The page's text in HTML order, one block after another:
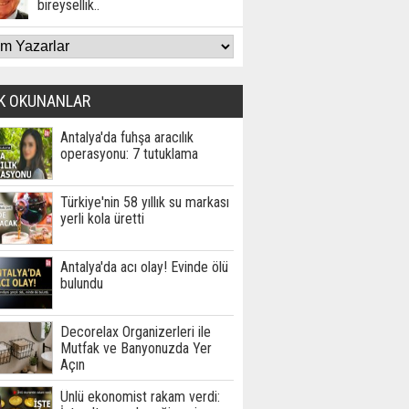
bireysellik..
OKUNANLAR
Antalya'da fuhşa aracılık
operasyonu: 7 tutuklama
Türkiye'nin 58 yıllık su markası
yerli kola üretti
Antalya'da acı olay! Evinde ölü
bulundu
Decorelax Organizerleri ile
Mutfak ve Banyonuzda Yer
Açın
Ünlü ekonomist rakam verdi: